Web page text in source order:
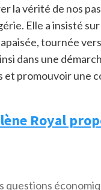
la vérité de nos
Elle a insisté
tournée
dans une
et promouvoir une
Royal
questions